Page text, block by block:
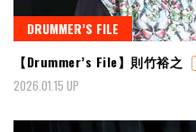
DRUMMER’S FILE
【Drummer’s File】則竹裕之
2026.01.15 UP